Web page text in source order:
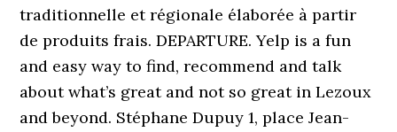
traditionnelle et régionale élaborée à partir
de produits frais. DEPARTURE. Yelp is a fun
and easy way to find, recommend and talk
about what’s great and not so great in Lezoux
and beyond. Stéphane Dupuy 1, place Jean-